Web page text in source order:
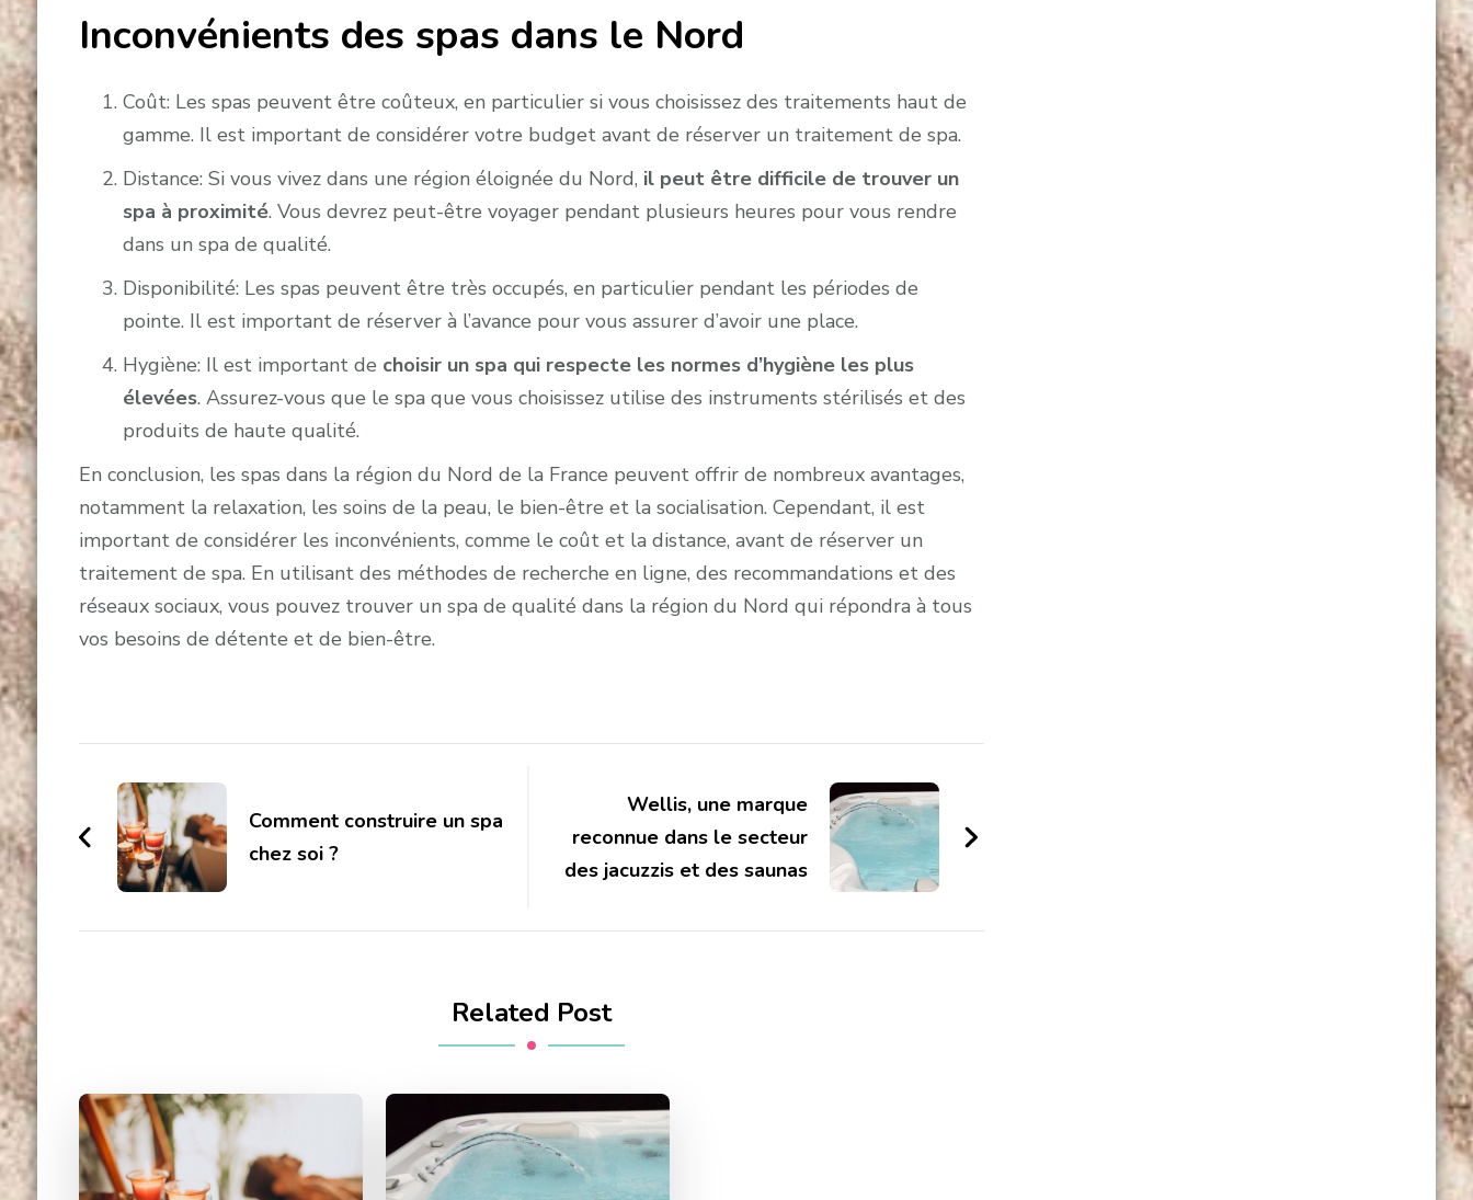
Inconvénients des spas dans le Nord
Coût: Les spas peuvent être coûteux, en particulier si vous choisissez des traitements haut de
gamme. Il est important de considérer votre budget avant de réserver un traitement de spa.
Distance: Si vous vivez dans une région éloignée du Nord, il peut être difficile de trouver un
spa à proximité. Vous devrez peut-être voyager pendant plusieurs heures pour vous rendre
dans un spa de qualité.
Disponibilité: Les spas peuvent être très occupés, en particulier pendant les périodes de
pointe. Il est important de réserver à l’avance pour vous assurer d’avoir une place.
Hygiène: Il est important de choisir un spa qui respecte les normes d’hygiène les plus
élevées. Assurez-vous que le spa que vous choisissez utilise des instruments stérilisés et des
produits de haute qualité.
En conclusion, les spas dans la région du Nord de la France peuvent offrir de nombreux avantages,
notamment la relaxation, les soins de la peau, le bien-être et la socialisation. Cependant, il est
important de considérer les inconvénients, comme le coût et la distance, avant de réserver un
traitement de spa. En utilisant des méthodes de recherche en ligne, des recommandations et des
réseaux sociaux, vous pouvez trouver un spa de qualité dans la région du Nord qui répondra à tous
vos besoins de détente et de bien-être.
NavigationComment construire un spa
chez soi ?
Wellis, une marque
reconnue dans le secteur
des jacuzzis et des saunas
Related Post